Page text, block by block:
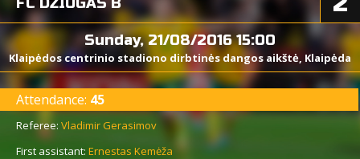
Sunday, 21/08/2016 15:00
Klaipėdos centrinio stadiono dirbtinės dangos aikštė, Klaipėda
Attendance: 45
Referee: Vladimir Gerasimov
First assistant: Ernestas Kemėža